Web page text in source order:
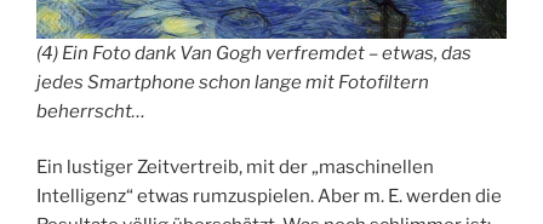
(4) Ein Foto dank Van Gogh verfremdet – etwas, das
jedes Smartphone schon lange mit Fotofiltern
beherrscht…
Ein lustiger Zeitvertreib, mit der „maschinellen
Intelligenz“ etwas rumzuspielen. Aber m. E. werden die